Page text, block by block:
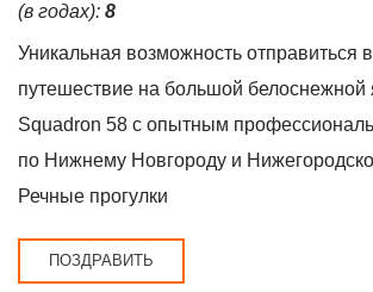
(в годах): 8
Уникальная возможность отправиться
путешествие на большой белоснежной
Squadron 58 с опытным
по Нижнему Новгороду и
Речные прогулки
ПОЗДРАВИТЬ